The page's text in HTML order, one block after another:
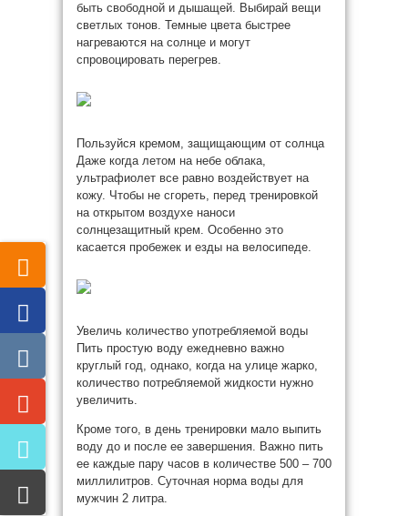
быть свободной и дышащей. Выбирай вещи
светлых тонов. Темные цвета быстрее
нагреваются на солнце и могут
спровоцировать перегрев.
Пользуйся кремом, защищающим от солнца
Даже когда летом на небе облака,
ультрафиолет все равно воздействует на
кожу. Чтобы не сгореть, перед тренировкой
на открытом воздухе наноси
солнцезащитный крем. Особенно это
касается пробежек и езды на велосипеде.
Увеличь количество употребляемой воды
Пить простую воду ежедневно важно
круглый год, однако, когда на улице жарко,
количество потребляемой жидкости нужно
увеличить.
Кроме того, в день тренировки мало выпить
воду до и после ее завершения. Важно пить
ее каждые пару часов в количестве 500 – 700
миллилитров. Суточная норма воды для
мужчин 2 литра.